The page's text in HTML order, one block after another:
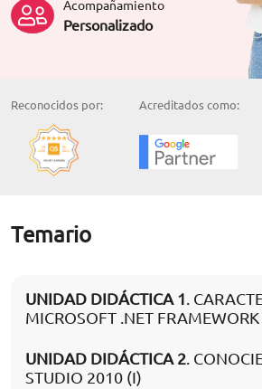
Acompañamiento
Personalizado
Reconocidos por: Acreditados como:
Temario
UNIDAD DIDÁCTICA 1.
MICROSOFT .NET
UNIDAD DIDÁCTICA 2.
STUDIO 2010 (I)